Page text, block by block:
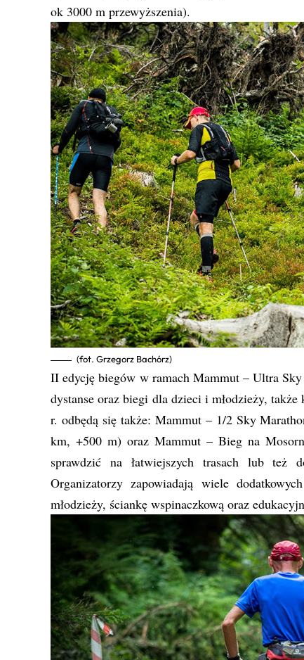
ok 3000 m przewyższenia).
(fot. Grzegorz Bachórz)
II edycję biegów w ramach Mammut – Ultra
dystanse oraz biegi dla dzieci i młodzieży,
r. odbędą się także: Mammut – 1/2 Sky
km, +500 m) oraz Mammut – Bieg na
sprawdzić na łatwiejszych trasach lub też
Organizatorzy zapowiadają wiele
młodzieży, ściankę wspinaczkową oraz